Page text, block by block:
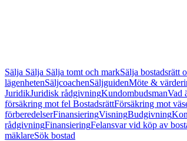
Sälja Sälja Sälja tomt och markSälja bostadsrätt
lägenhetenSäljcoachenSäljguidenMöte &
JuridikJuridisk rådgivningKundombudsmanVad
försäkring mot fel BostadsrättFörsäkring mot
förberedelserFinansieringVisningBudgivning
rådgivningFinansieringFelansvar vid köp av
mäklareSök bostad